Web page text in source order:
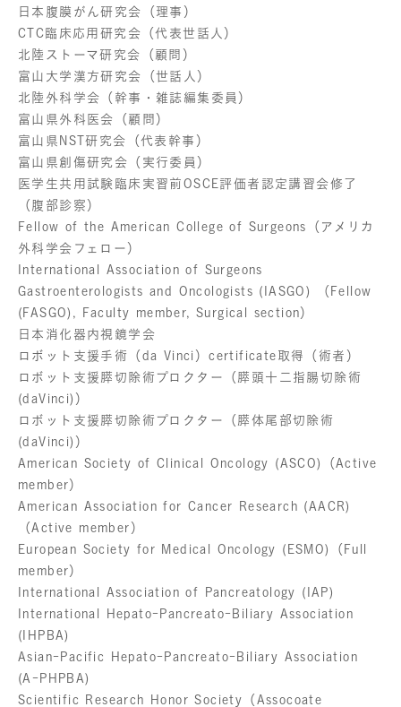
日本腹膜がん研究会（理事）
CTC臨床応用研究会（代表世話人）
北陸ストーマ研究会（顧問）
富山大学漢方研究会（世話人）
北陸外科学会（幹事・雑誌編集委員）
富山県外科医会（顧問）
富山県NST研究会（代表幹事）
富山県創傷研究会（実行委員）
医学生共用試験臨床実習前OSCE評価者認定講習会修了
（腹部診察）
Fellow of the American College of Surgeons（アメリカ
外科学会フェロー）
International Association of Surgeons
Gastroenterologists and Oncologists (IASGO) （Fellow
(FASGO), Faculty member, Surgical section）
日本消化器内視鏡学会
ロボット支援手術（da Vinci）certificate取得（術者）
ロボット支援膵切除術プロクター（膵頭十二指腸切除術
(daVinci)）
ロボット支援膵切除術プロクター（膵体尾部切除術
(daVinci)）
American Society of Clinical Oncology (ASCO)（Active
member）
American Association for Cancer Research (AACR)
（Active member）
European Society for Medical Oncology (ESMO)（Full
member）
International Association of Pancreatology (IAP)
International Hepato-Pancreato-Biliary Association
(IHPBA)
Asian-Pacific Hepato-Pancreato-Biliary Association
(A-PHPBA)
Scientific Research Honor Society（Assocoate